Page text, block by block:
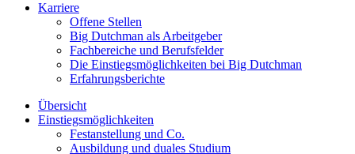
Karriere
Offene Stellen
Big Dutchman als Arbeitgeber
Fachbereiche und Berufsfelder
Die Einstiegsmöglichkeiten bei Big Dutchman
Erfahrungsberichte
Übersicht
Einstiegsmöglichkeiten
Festanstellung und Co.
Ausbildung und duales Studium